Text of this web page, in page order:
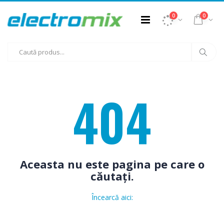
0 0
404
Aceasta nu este pagina pe care o
căutați.
Încearcă aici: